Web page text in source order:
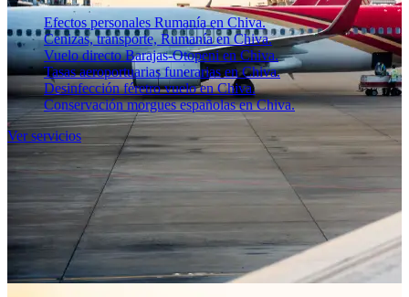
Efectos personales Rumanía en Chiva.
Cenizas, transporte, Rumanía en Chiva.
Vuelo directo Barajas-Otopeni en Chiva.
Tasas aeroportuarias funerarias en Chiva.
Desinfección féretro vuelo en Chiva.
Conservación morgues españolas en Chiva.
Ver servicios